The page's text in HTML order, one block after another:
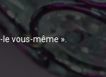
le vous-même ».